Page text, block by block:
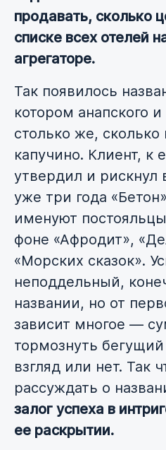
продавать, сколько
списке всех отелей
агрегаторе.
Так появилось
котором анапского и
столько же,
капучино. Клиент, к
утвердил и рискнул
уже три года
именуют
фоне «Афродит»,
«Морских сказок».
неподдельный,
названии, но от
зависит многое —
тормознуть
взгляд или нет. Так
рассуждать о
залог успеха в
ее раскрытии.